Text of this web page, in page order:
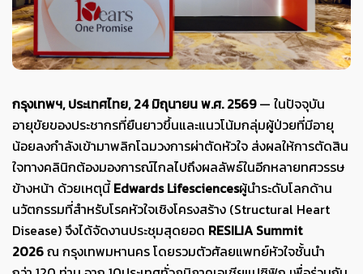
กรุงเทพฯ,ประเทศไทย, 24มิถุนายน พ.ศ. 2569— ในปัจจุบัน
อายุขัยของประชากรที่ยืนยาวขึ้นและแนวโน้มกลุ่มผู้ป่วยที่มีอายุ
น้อยลงกำลังเข้ามาพลิกโฉมวงการผ่าตัดหัวใจ ส่งผลให้การตัดสิน
ใจทางคลินิกต้องมองการณ์ไกลไปถึงผลลัพธ์ในอีกหลายทศวรรษ
ข้างหน้า ด้วยเหตุนี้Edwards Lifesciencesผู้นำระดับโลกด้าน
นวัตกรรมที่สำหรับโรคหัวใจเชิงโครงสร้าง (Structural Heart
Disease) จึงได้จัดงานประชุมสุดยอด RESILIA Summit
2026ณ กรุงเทพมหานคร โดยรวมตัวศัลยแพทย์หัวใจชั้นนำ